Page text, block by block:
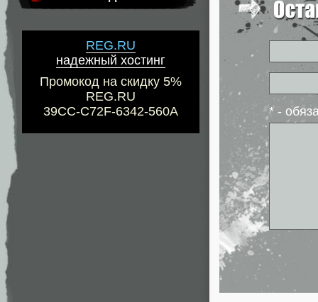
REG.RU
надежный хостинг
Промокод на скидку 5%
REG.RU
39CC-C72F-6342-560A
* -